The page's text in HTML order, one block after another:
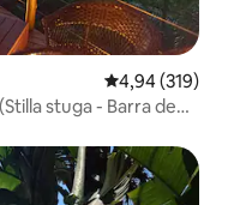
4,94 av 5 i
4,94 (319)
stuga - Barra de